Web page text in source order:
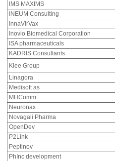
IMS MAXIMS
INEUM Consulting
InnaVirVax
Inovio Biomedical Corporation
ISA pharmaceuticals
KADRIS Consultants
Klee Group
Linagora
Medisoft as
MHComm
Neuronax
Novagali Pharma
OpenDev
P2Link
Peptinov
PhInc development